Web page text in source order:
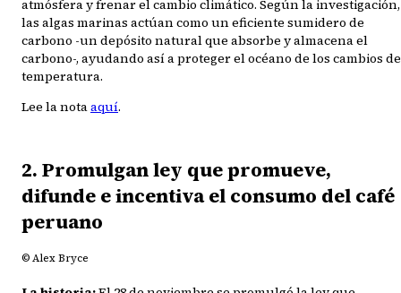
atmósfera y frenar el cambio climático. Según la investigación,
las algas marinas actúan como un eficiente sumidero de
carbono -un depósito natural que absorbe y almacena el
carbono-, ayudando así a proteger el océano de los cambios de
temperatura.
Lee la notaaquí.
2. Promulgan ley que promueve,
difunde e incentiva el consumo del café
peruano
© Alex Bryce